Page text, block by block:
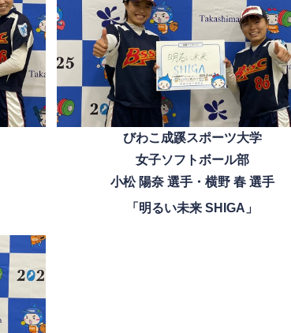
びわこ成蹊スポーツ大学
女子ソフトボール部
小松 陽奈 選手・横野 春 選手
「明るい未来 SHIGA」